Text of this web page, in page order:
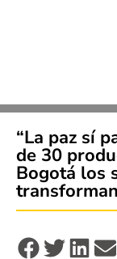
“La paz sí
de 30
Bogotá los